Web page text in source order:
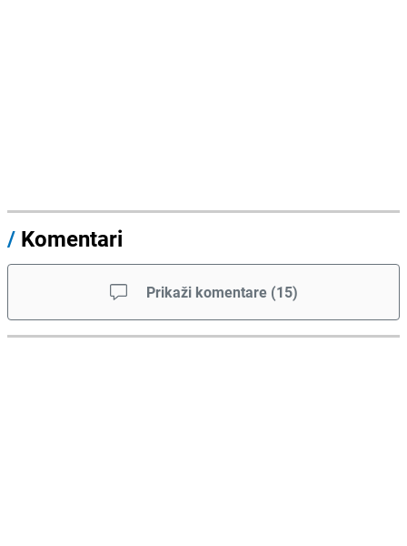
/ Komentari
Prikaži komentare (15)